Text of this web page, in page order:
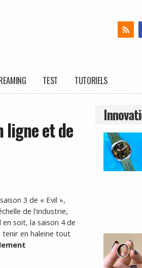
TEST TUTORIELS
ligne et de
3 de « Evil »,
de l'industrie,
soit, la saison 4 de
tenir en haleine tout